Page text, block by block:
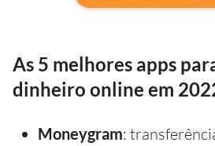
As 5 melhores apps
dinheiro online em
Moneygram: